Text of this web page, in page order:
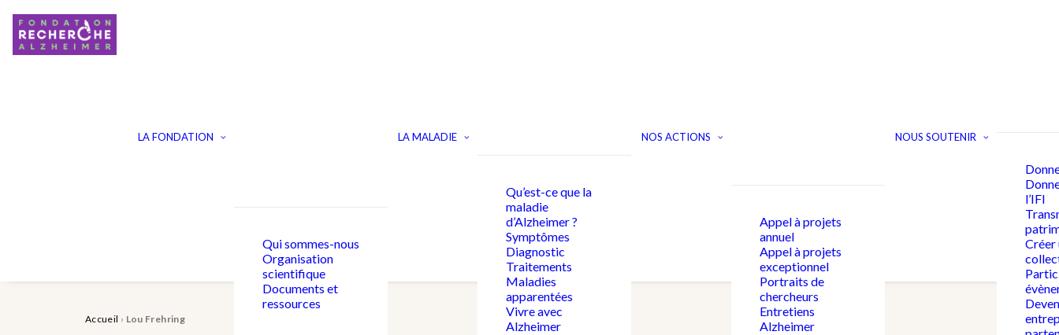
LA FONDATION
Qui sommes-nous
Organisation
scientifique
Documents et
ressources
LA MALADIE
Qu’est-ce que la
maladie
d’Alzheimer ?
Symptômes
Diagnostic
Traitements
Maladies
apparentées
Vivre avec
Alzheimer
NOS ACTIONS
Appel à projets
annuel
Appel à projets
exceptionnel
Portraits de
chercheurs
Entretiens
Alzheimer
NOUS SOUTENIR
l’IFI
Créer
Accueil › Lou Frehring